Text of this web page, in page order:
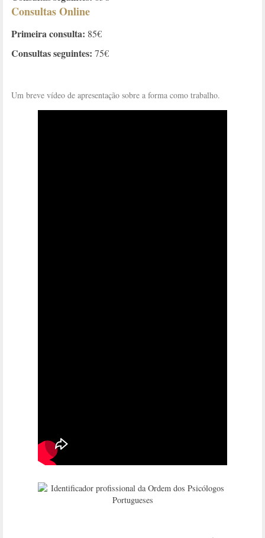
Consultas Online
Primeira consulta: 85€
Consultas seguintes: 75€
Um breve vídeo de apresentação sobre a forma como trabalho.